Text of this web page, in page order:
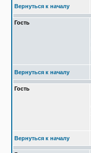
Вернуться к началу
Гость
Вернуться к началу
Гость
Вернуться к началу